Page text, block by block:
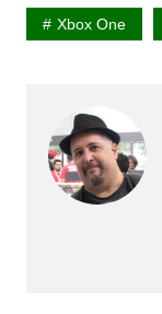
Xbox One